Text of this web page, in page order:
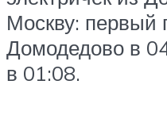
Москву: первый
Домодедово в
в 01:08.